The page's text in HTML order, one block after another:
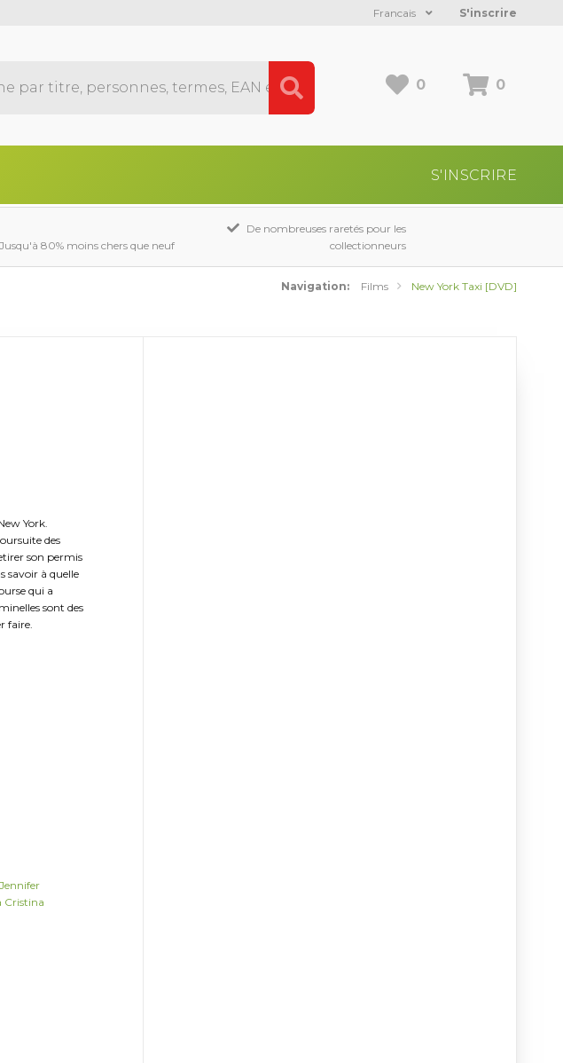
S'inscrire
Francais
0 0
S'INSCRIRE
Jusqu'à 80% moins chers que neuf
De nombreuses raretés pour les
collectionneurs
Navigation: Films New York Taxi [DVD]
York.
des
son permis
savoir à quelle
qui a
sont des
faire.
Jennifer
Cristina